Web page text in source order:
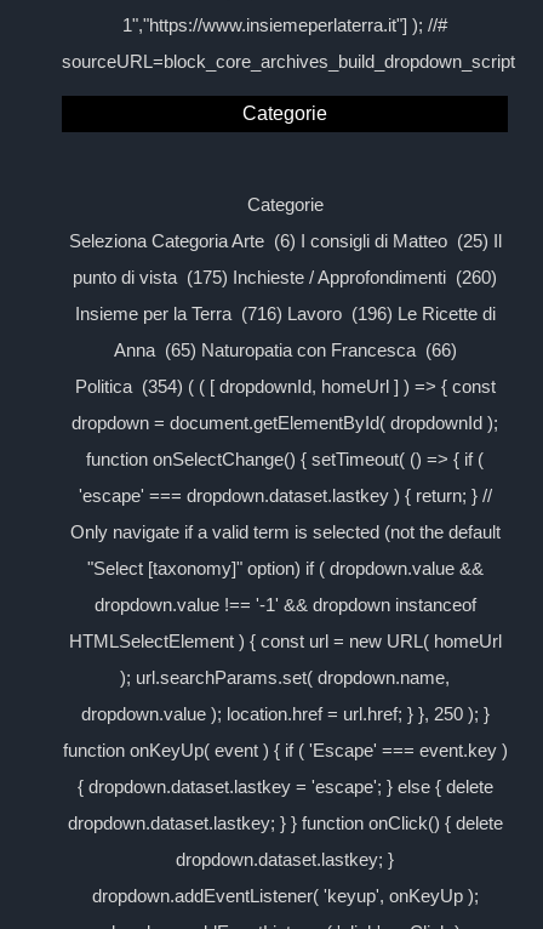
1","https://www.insiemeperlaterra.it"] ); //#
sourceURL=block_core_archives_build_dropdown_script
Categorie
Categorie
Seleziona Categoria Arte (6) I consigli di Matteo (25) Il
punto di vista (175) Inchieste / Approfondimenti (260)
Insieme per la Terra (716) Lavoro (196) Le Ricette di
Anna (65) Naturopatia con Francesca (66)
Politica (354) ( ( [ dropdownId, homeUrl ] ) => { const
dropdown = document.getElementById( dropdownId );
function onSelectChange() { setTimeout( () => { if (
'escape' === dropdown.dataset.lastkey ) { return; } //
Only navigate if a valid term is selected (not the default
"Select [taxonomy]" option) if ( dropdown.value &&
dropdown.value !== '-1' && dropdown instanceof
HTMLSelectElement ) { const url = new URL( homeUrl
); url.searchParams.set( dropdown.name,
dropdown.value ); location.href = url.href; } }, 250 ); }
function onKeyUp( event ) { if ( 'Escape' === event.key )
{ dropdown.dataset.lastkey = 'escape'; } else { delete
dropdown.dataset.lastkey; } } function onClick() { delete
dropdown.dataset.lastkey; }
dropdown.addEventListener( 'keyup', onKeyUp );